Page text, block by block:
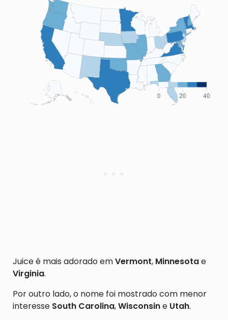
Juice é mais adorado emVermont, Minnesotae
Virginia.
Por outro lado, o nome foi mostrado com menor
interesse South Carolina,Wisconsine Utah.